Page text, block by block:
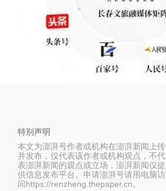
特别声明
本文为澎湃号作者或机构在澎湃新闻上传
并发布，仅代表该作者或机构观点，不代
表澎湃新闻的观点或立场，澎湃新闻仅提
供信息发布平台。申请澎湃号请用电脑访
问https://renzheng.thepaper.cn。